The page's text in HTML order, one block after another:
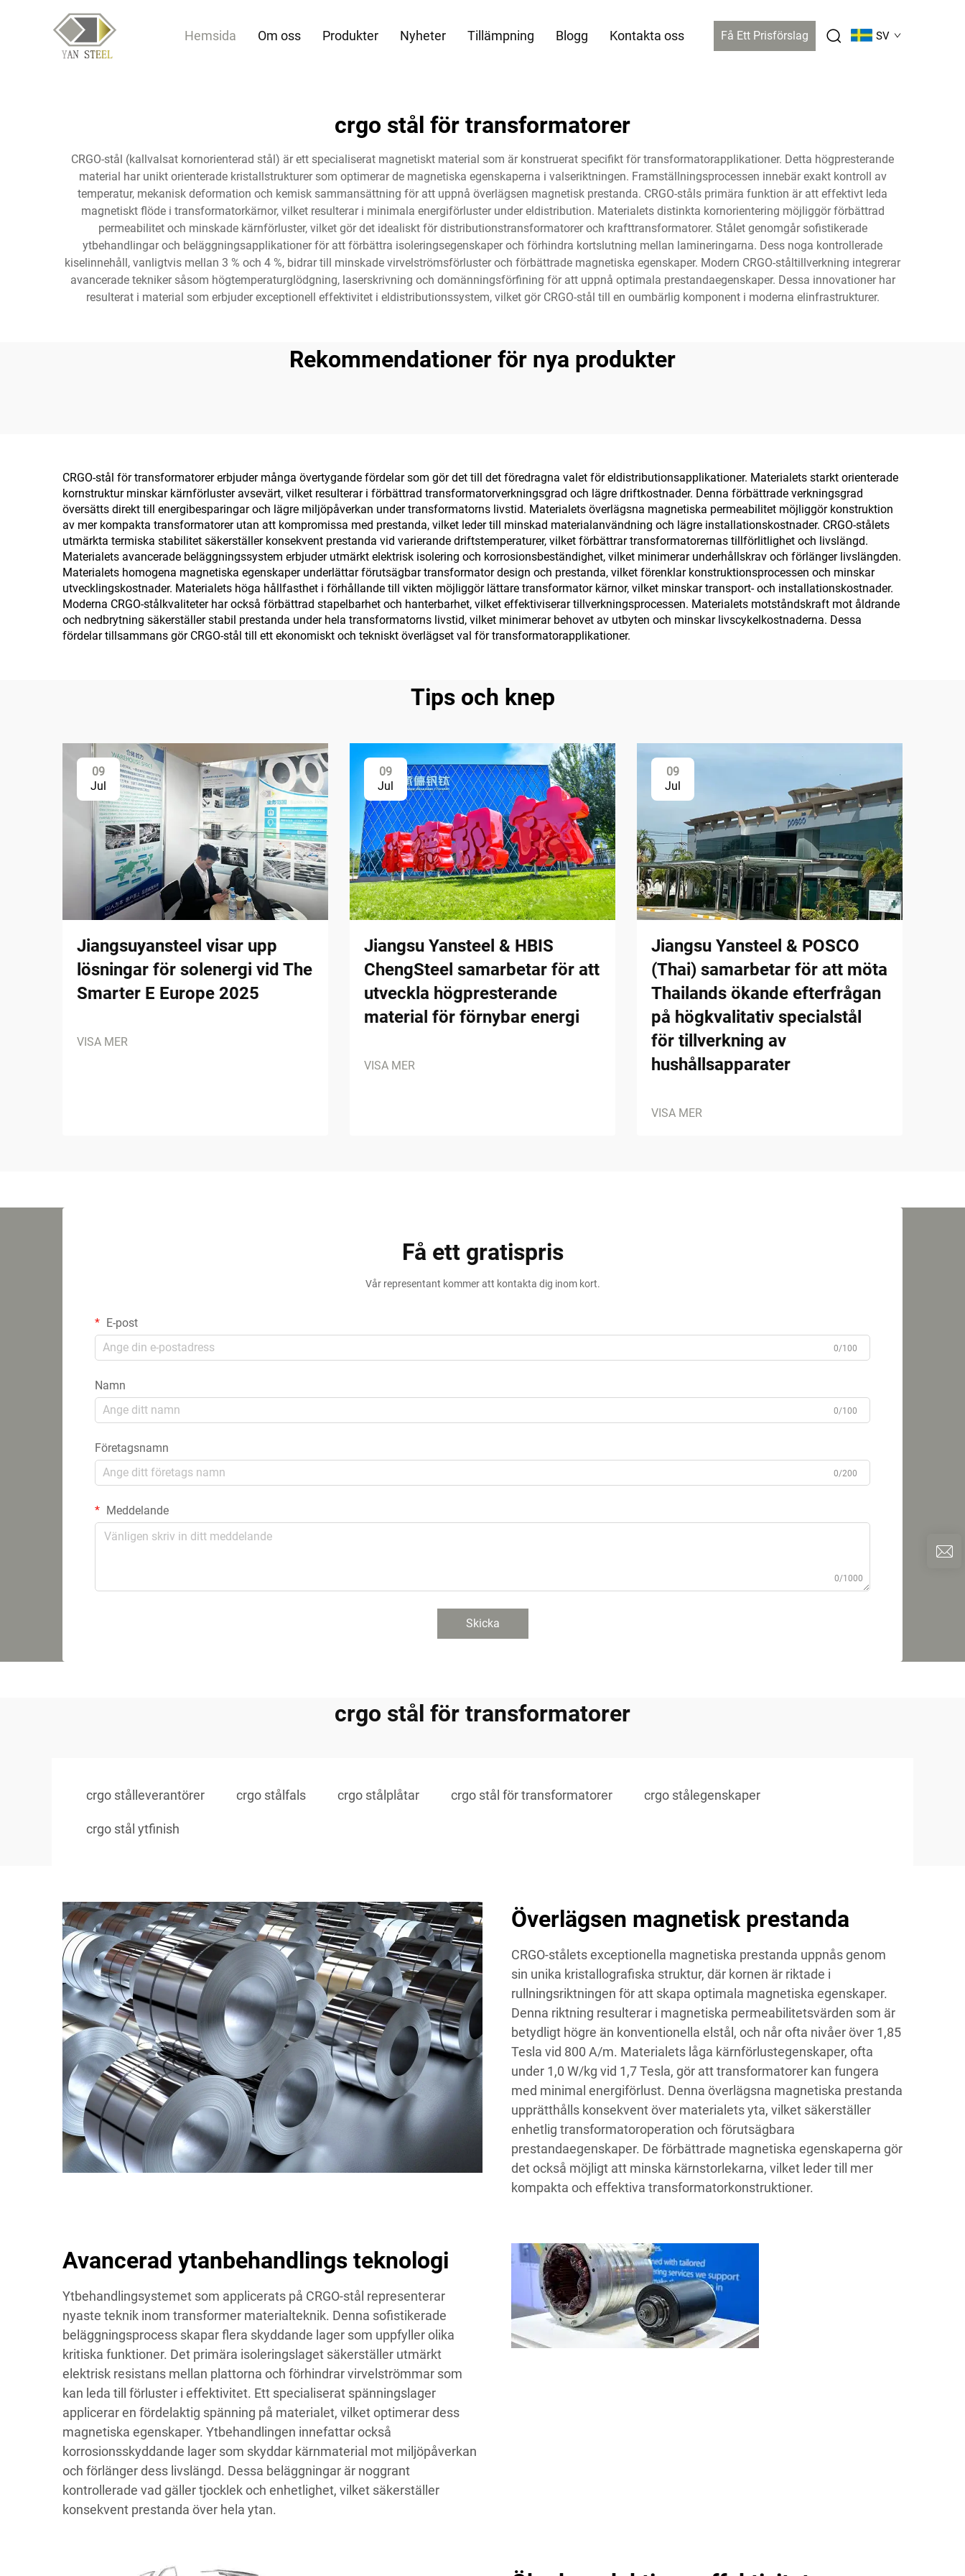
Hemsida Om oss Produkter Nyheter Tillämpning Blogg Kontakta oss Få Ett Prisförslag SV
crgo stål för transformatorer
CRGO-stål (kallvalsat kornorienterad stål) är ett specialiserat magnetiskt material som är konstruerat specifikt för transformatorapplikationer. Detta högpresterande
material har unikt orienterade kristallstrukturer som optimerar de magnetiska egenskaperna i valseriktningen. Framställningsprocessen innebär exakt kontroll av
temperatur, mekanisk deformation och kemisk sammansättning för att uppnå överlägsen magnetisk prestanda. CRGO-ståls primära funktion är att effektivt leda
magnetiskt flöde i transformatorkärnor, vilket resulterar i minimala energiförluster under eldistribution. Materialets distinkta kornorientering möjliggör förbättrad
permeabilitet och minskade kärnförluster, vilket gör det idealiskt för distributionstransformatorer och krafttransformatorer. Stålet genomgår sofistikerade
ytbehandlingar och beläggningsapplikationer för att förbättra isoleringsegenskaper och förhindra kortslutning mellan lamineringarna. Dess noga kontrollerade
kiselinnehåll, vanligtvis mellan 3 % och 4 %, bidrar till minskade virvelströmsförluster och förbättrade magnetiska egenskaper. Modern CRGO-ståltillverkning integrerar
avancerade tekniker såsom högtemperaturglödgning, laserskrivning och domänningsförfining för att uppnå optimala prestandaegenskaper. Dessa innovationer har
resulterat i material som erbjuder exceptionell effektivitet i eldistributionssystem, vilket gör CRGO-stål till en oumbärlig komponent i moderna elinfrastrukturer.
Rekommendationer för nya produkter
CRGO-stål för transformatorer erbjuder många övertygande fördelar som gör det till det föredragna valet för eldistributionsapplikationer. Materialets starkt orienterade
kornstruktur minskar kärnförluster avsevärt, vilket resulterar i förbättrad transformatorverkningsgrad och lägre driftkostnader. Denna förbättrade verkningsgrad
översätts direkt till energibesparingar och lägre miljöpåverkan under transformatorns livstid. Materialets överlägsna magnetiska permeabilitet möjliggör konstruktion
av mer kompakta transformatorer utan att kompromissa med prestanda, vilket leder till minskad materialanvändning och lägre installationskostnader. CRGO-stålets
utmärkta termiska stabilitet säkerställer konsekvent prestanda vid varierande driftstemperaturer, vilket förbättrar transformatorernas tillförlitlighet och livslängd.
Materialets avancerade beläggningssystem erbjuder utmärkt elektrisk isolering och korrosionsbeständighet, vilket minimerar underhållskrav och förlänger livslängden.
Materialets homogena magnetiska egenskaper underlättar förutsägbar transformator design och prestanda, vilket förenklar konstruktionsprocessen och minskar
utvecklingskostnader. Materialets höga hållfasthet i förhållande till vikten möjliggör lättare transformator kärnor, vilket minskar transport- och installationskostnader.
Moderna CRGO-stålkvaliteter har också förbättrad stapelbarhet och hanterbarhet, vilket effektiviserar tillverkningsprocessen. Materialets motståndskraft mot åldrande
och nedbrytning säkerställer stabil prestanda under hela transformatorns livstid, vilket minimerar behovet av utbyten och minskar livscykelkostnaderna. Dessa
fördelar tillsammans gör CRGO-stål till ett ekonomiskt och tekniskt överlägset val för transformatorapplikationer.
Tips och knep
09
Jul
Jiangsuyansteel visar upp
lösningar för solenergi vid The
Smarter E Europe 2025
VISA MER
09
Jul
Jiangsu Yansteel & HBIS
ChengSteel samarbetar för att
utveckla högpresterande
material för förnybar energi
VISA MER
09
Jul
Jiangsu Yansteel & POSCO
(Thai) samarbetar för att möta
Thailands ökande efterfrågan
på högkvalitativ specialstål
för tillverkning av
hushållsapparater
VISA MER
Få ett gratispris
Vår representant kommer att kontakta dig inom kort.
E-post
0/100
Namn
0/100
Företagsnamn
0/200
Meddelande
0/1000
Skicka
crgo stål för transformatorer
crgo stålleverantörer crgo stålfals crgo stålplåtar crgo stål för transformatorer crgo stålegenskaper
crgo stål ytfinish
Överlägsen magnetisk prestanda
CRGO-stålets exceptionella magnetiska prestanda uppnås genom
sin unika kristallografiska struktur, där kornen är riktade i
rullningsriktningen för att skapa optimala magnetiska egenskaper.
Denna riktning resulterar i magnetiska permeabilitetsvärden som är
betydligt högre än konventionella elstål, och når ofta nivåer över 1,85
Tesla vid 800 A/m. Materialets låga kärnförlustegenskaper, ofta
under 1,0 W/kg vid 1,7 Tesla, gör att transformatorer kan fungera
med minimal energiförlust. Denna överlägsna magnetiska prestanda
upprätthålls konsekvent över materialets yta, vilket säkerställer
enhetlig transformatoroperation och förutsägbara
prestandaegenskaper. De förbättrade magnetiska egenskaperna gör
det också möjligt att minska kärnstorlekarna, vilket leder till mer
kompakta och effektiva transformatorkonstruktioner.
Avancerad ytanbehandlings teknologi
Ytbehandlingsystemet som applicerats på CRGO-stål representerar
nyaste teknik inom transformer materialteknik. Denna sofistikerade
beläggningsprocess skapar flera skyddande lager som uppfyller olika
kritiska funktioner. Det primära isoleringslaget säkerställer utmärkt
elektrisk resistans mellan plattorna och förhindrar virvelströmmar som
kan leda till förluster i effektivitet. Ett specialiserat spänningslager
applicerar en fördelaktig spänning på materialet, vilket optimerar dess
magnetiska egenskaper. Ytbehandlingen innefattar också
korrosionsskyddande lager som skyddar kärnmaterial mot miljöpåverkan
och förlänger dess livslängd. Dessa beläggningar är noggrant
kontrollerade vad gäller tjocklek och enhetlighet, vilket säkerställer
konsekvent prestanda över hela ytan.